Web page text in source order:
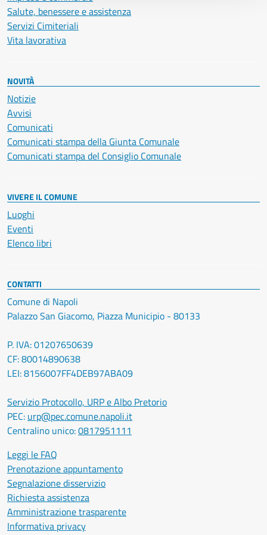
Salute, benessere e assistenza
Servizi Cimiteriali
Vita lavorativa
NOVITÀ
Notizie
Avvisi
Comunicati
Comunicati stampa della Giunta Comunale
Comunicati stampa del Consiglio Comunale
VIVERE IL COMUNE
Luoghi
Eventi
Elenco libri
CONTATTI
Comune di Napoli
Palazzo San Giacomo, Piazza Municipio - 80133
P. IVA: 01207650639
CF: 80014890638
LEI: 8156007FF4DEB97ABA09
Servizio Protocollo, URP e Albo Pretorio
PEC: urp@pec.comune.napoli.it
Centralino unico:0817951111
Leggi le FAQ
Prenotazione appuntamento
Segnalazione disservizio
Richiesta assistenza
Amministrazione trasparente
Informativa privacy